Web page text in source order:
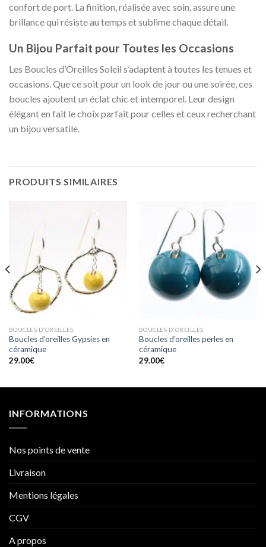
confort de port. La finition, réalisée avec soin, assure une
brillance qui résiste au temps et sublime chaque détail.
Un Bijou Parfait pour Toutes les Occasions
Les Boucles d’Oreilles Soleil s’adaptent à toutes les tenues et
occasions. Que ce soit pour un look de jour ou une soirée, ces
boucles ajoutent un éclat chic et intemporel. Leur design
élégant en fait le choix parfait pour celles et ceux recherchant
un bijou versatile.
PRODUITS SIMILAIRES
BOUCLES D'OREILLES
Boucles d’oreilles Gypsies en
céramique
29.00€
BOUCLES D'OREILLES
Boucles d’oreilles perles en
céramique
29.00€
INFORMATIONS
Nos points de vente
Livraison
Mentions légales
CGV
A propos